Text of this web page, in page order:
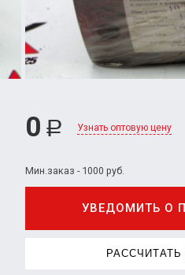
0 Р Узнать оптовую цену
Мин.заказ - 1000 руб.
УВЕДОМИТЬ О